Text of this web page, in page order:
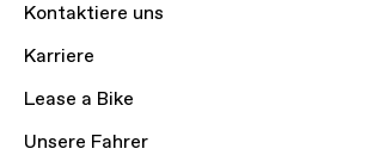
Kontaktiere uns
Karriere
Lease a Bike
Unsere Fahrer